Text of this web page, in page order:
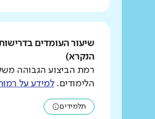
שיעור העומדים
הנקרא)
רמת הביצוע הגבוהה
הלימודים.למידע על
תלמידים